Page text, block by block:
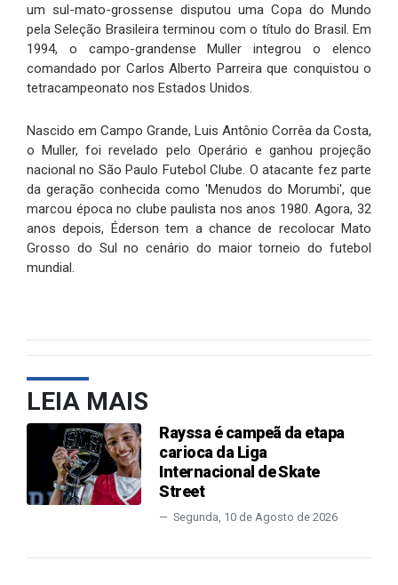
um sul-mato-grossense disputou uma Copa do Mundo
pela Seleção Brasileira terminou com o título do Brasil. Em
1994, o campo-grandense Muller integrou o elenco
comandado por Carlos Alberto Parreira que conquistou o
tetracampeonato nos Estados Unidos.
Nascido em Campo Grande, Luis Antônio Corrêa da Costa,
o Muller, foi revelado pelo Operário e ganhou projeção
nacional no São Paulo Futebol Clube. O atacante fez parte
da geração conhecida como 'Menudos do Morumbi', que
marcou época no clube paulista nos anos 1980. Agora, 32
anos depois, Éderson tem a chance de recolocar Mato
Grosso do Sul no cenário do maior torneio do futebol
mundial.
LEIA MAIS
Rayssa é campeã da etapa
carioca da Liga
Internacional de Skate
Street
Segunda, 10 de Agosto de 2026